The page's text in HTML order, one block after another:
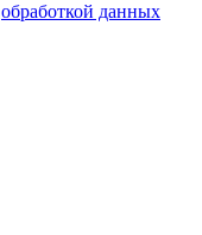
обработкой данных